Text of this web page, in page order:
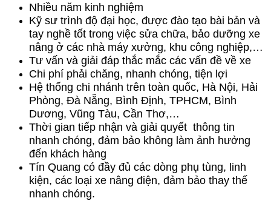
Nhiều năm kinh nghiệm
Kỹ sư trình độ đại học, được đào tạo bài bản và
tay nghề tốt trong việc sửa chữa, bảo dưỡng xe
nâng ở các nhà máy xưởng, khu công nghiệp,…
Tư vấn và giải đáp thắc mắc các vấn đề về xe
Chi phí phải chăng, nhanh chóng, tiện lợi
Hệ thống chi nhánh trên toàn quốc, Hà Nội, Hải
Phòng, Đà Nẵng, Bình Định, TPHCM, Bình
Dương, Vũng Tàu, Cần Thơ,…
Thời gian tiếp nhận và giải quyết thông tin
nhanh chóng, đảm bảo không làm ảnh hưởng
đến khách hàng
Tín Quang có đầy đủ các dòng phụ tùng, linh
kiện, các loại xe nâng điện, đảm bảo thay thế
nhanh chóng.